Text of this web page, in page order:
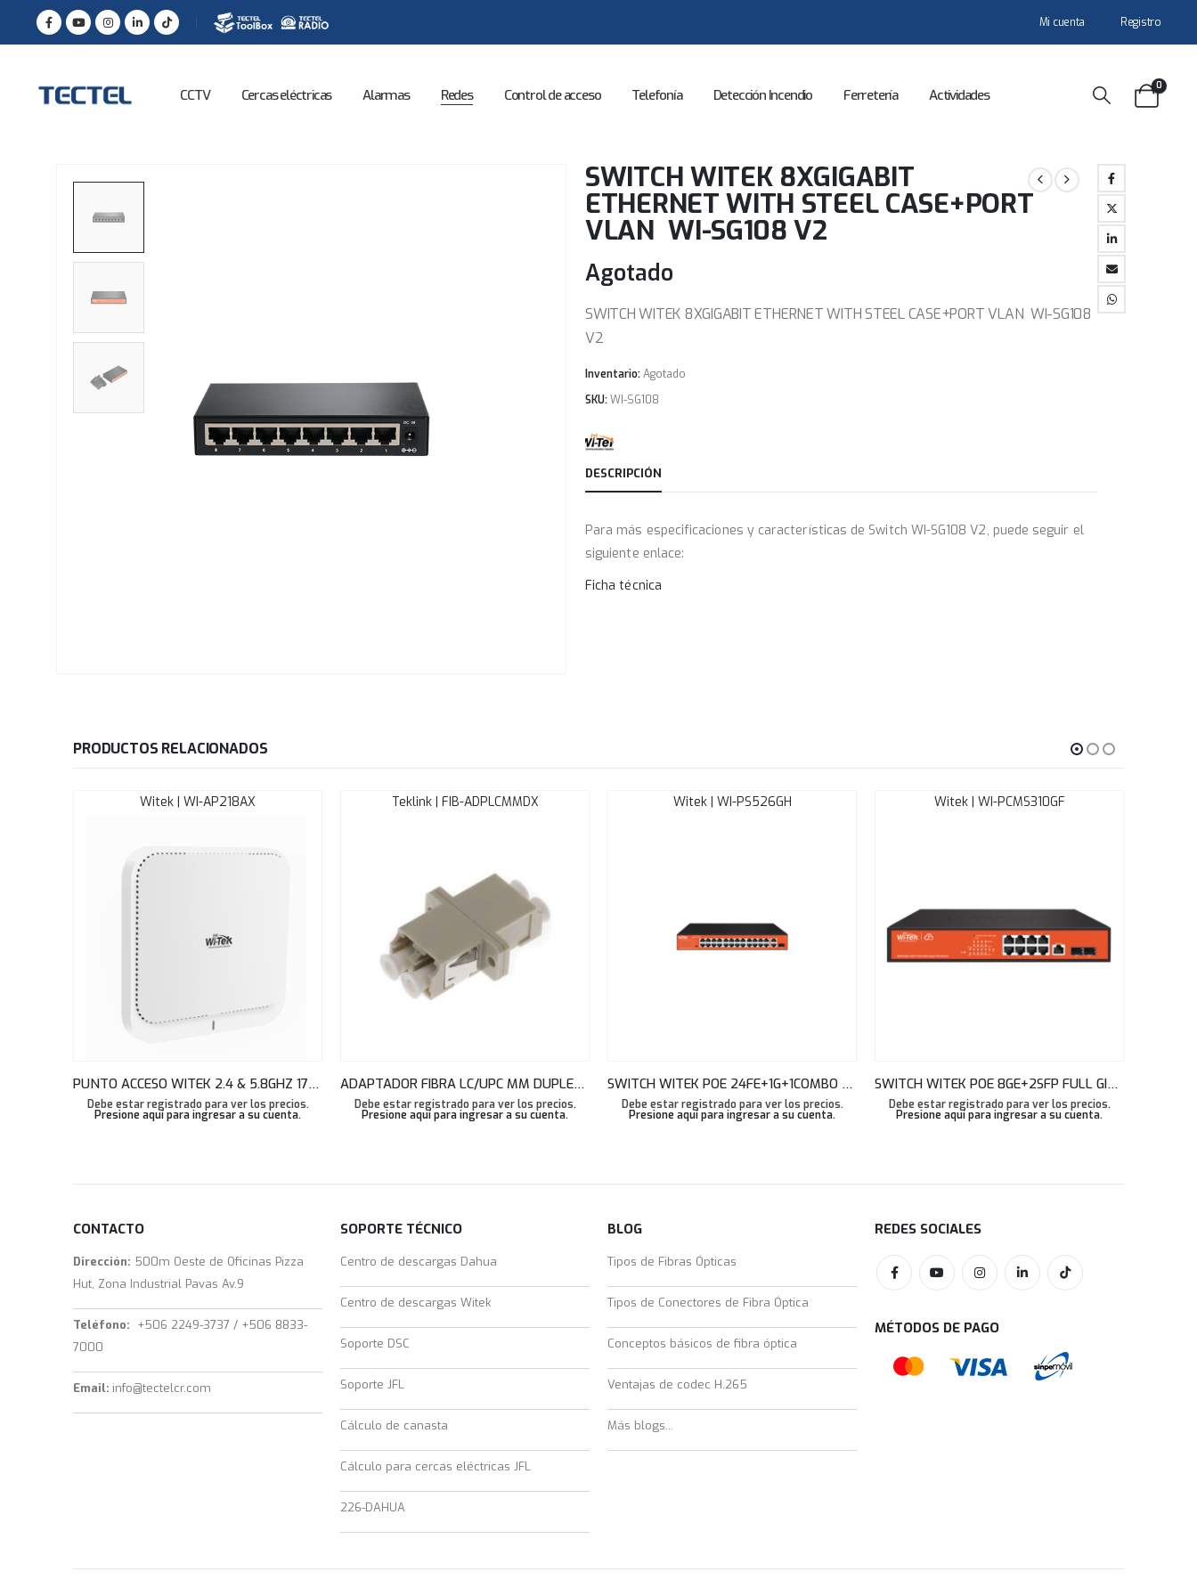
Mi cuenta Registro
CCTV Cercas eléctricas Alarmas Redes Control de acceso Telefonía Detección Incendio Ferretería Actividades
0
SWITCH WITEK 8XGIGABIT
ETHERNET WITH STEEL CASE+PORT
VLAN WI-SG108 V2
Agotado
SWITCH WITEK 8XGIGABIT ETHERNET WITH STEEL CASE+PORT VLAN WI-SG108
V2
Inventario:Agotado
SKU:WI-SG108
DESCRIPCIÓN
Para más especificaciones y características de Switch WI-SG108 V2, puede seguir el
siguiente enlace:
Ficha técnica
PRODUCTOS RELACIONADOS
Witek | WI-AP218AX
PUNTO ACCESO WITEK 2.4 & 5.8GHZ 1775MBPS WI-FI 6 SME CLOUD CEILING AP WI-AP218AX
Debe estar registrado para ver los precios.
Presione aquí para ingresar a su cuenta.
Teklink | FIB-ADPLCMMDX
ADAPTADOR FIBRA LC/UPC MM DUPLEX COLOR BEIGE TEKLINK
Debe estar registrado para ver los precios.
Presione aquí para ingresar a su cuenta.
Witek | WI-PS526GH
SWITCH WITEK POE 24FE+1G+1COMBO SFP+ 1 1000 MBPS RJ45 WATCHDOG+200W+250M WI-PS526GH
Debe estar registrado para ver los precios.
Presione aquí para ingresar a su cuenta.
Witek | WI-PCMS310GF
SWITCH WITEK POE 8GE+2SFP FULL GIGA 802.3AF/AT CLOUD L2 MANAGED 156W LINK AGGREGATION WI-PCMS310GF
Debe estar registrado para ver los precios.
Presione aquí para ingresar a su cuenta.
CONTACTO
Dirección: 500m Oeste de Oficinas Pizza
Hut, Zona Industrial Pavas Av.9
Teléfono: +506 2249-3737 / +506 8833-
7000
Email: info@tectelcr.com
SOPORTE TÉCNICO
Centro de descargas Dahua
Centro de descargas Witek
Soporte DSC
Soporte JFL
Cálculo de canasta
Cálculo para cercas eléctricas JFL
226-DAHUA
BLOG
Tipos de Fibras Ópticas
Tipos de Conectores de Fibra Óptica
Conceptos básicos de fibra óptica
Ventajas de codec H.265
Más blogs...
REDES SOCIALES
MÉTODOS DE PAGO